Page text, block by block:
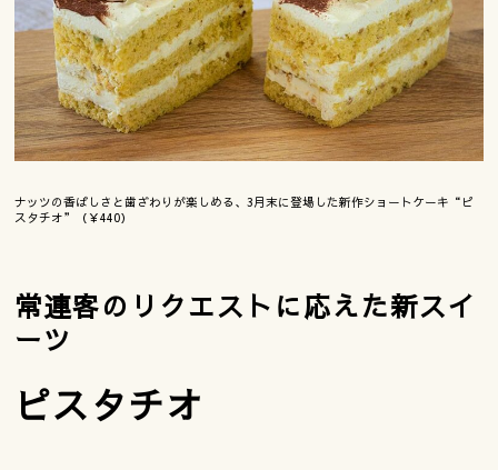
ナッツの香ばしさと歯ざわりが楽しめる、3月末に登場した新作ショートケーキ“ピ
スタチオ”（￥440）
常連客のリクエストに応えた新スイ
ーツ
ピスタチオ